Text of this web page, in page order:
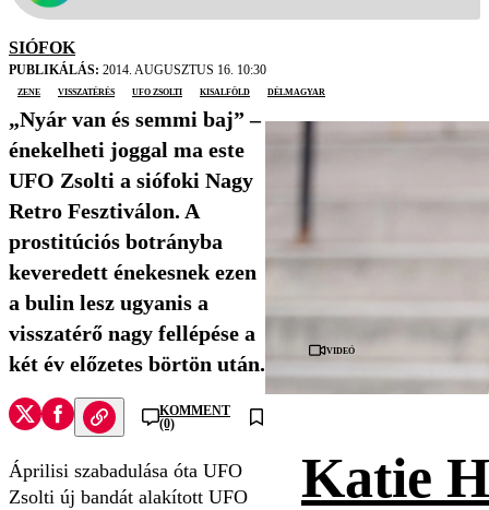
SIÓFOK
PUBLIKÁLÁS: 2014. AUGUSZTUS 16. 10:30
zene
visszatérés UFO Zsolti Kisalföld Délmagyar
„Nyár van és semmi baj” –
énekelheti joggal ma este
UFO Zsolti a siófoki Nagy
Retro Fesztiválon. A
prostitúciós botrányba
keveredett énekesnek ezen
a bulin lesz ugyanis a
visszatérő nagy fellépése a
két év előzetes börtön után.
KOMMENT
(0)
Áprilisi szabadulása óta UFO
Zsolti új bandát alakított UFO
Videó
Katie